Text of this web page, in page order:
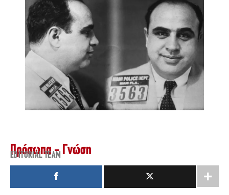
Πρόσωπα - Γνώση
EDITORIAL TEAM